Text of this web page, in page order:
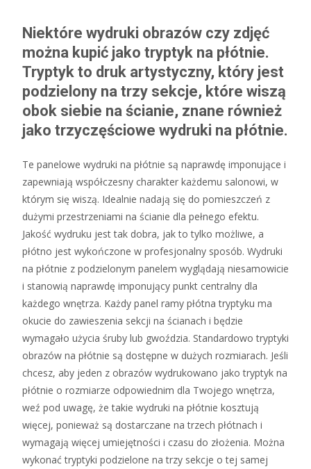
Niektóre wydruki obrazów czy zdjęć
można kupić jako tryptyk na płótnie.
Tryptyk to druk artystyczny, który jest
podzielony na trzy sekcje, które wiszą
obok siebie na ścianie, znane również
jako trzyczęściowe wydruki na płótnie.
Te panelowe wydruki na płótnie są naprawdę imponujące i
zapewniają współczesny charakter każdemu salonowi, w
którym się wiszą. Idealnie nadają się do pomieszczeń z
dużymi przestrzeniami na ścianie dla pełnego efektu.
Jakość wydruku jest tak dobra, jak to tylko możliwe, a
płótno jest wykończone w profesjonalny sposób. Wydruki
na płótnie z podzielonym panelem wyglądają niesamowicie
i stanowią naprawdę imponujący punkt centralny dla
każdego wnętrza. Każdy panel ramy płótna tryptyku ma
okucie do zawieszenia sekcji na ścianach i będzie
wymagało użycia śruby lub gwoździa. Standardowo tryptyki
obrazów na płótnie są dostępne w dużych rozmiarach. Jeśli
chcesz, aby jeden z obrazów wydrukowano jako tryptyk na
płótnie o rozmiarze odpowiednim dla Twojego wnętrza,
weź pod uwagę, że takie wydruki na płótnie kosztują
więcej, ponieważ są dostarczane na trzech płótnach i
wymagają więcej umiejętności i czasu do złożenia. Można
wykonać tryptyki podzielone na trzy sekcje o tej samej